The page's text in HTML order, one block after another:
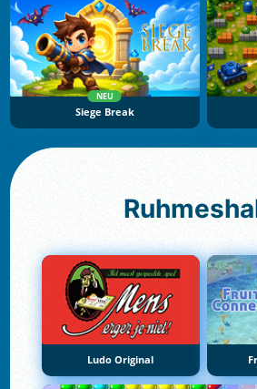
NEU
Siege Break
Ludo Original